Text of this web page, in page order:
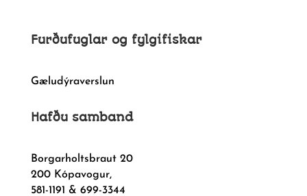
Furðufuglar og fylgifiskar
Gæludýraverslun
Hafðu samband
Borgarholtsbraut 20
200 Kópavogur,
581-1191 & 699-3344